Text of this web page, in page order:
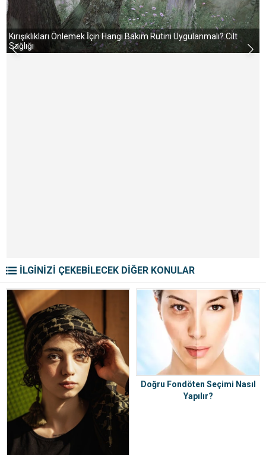
Kırışıklıkları Önlemek İçin Hangi Bakım Rutini Uygulanmalı? Cilt
Sağlığı
İLGİNİZİ ÇEKEBİLECEK DİĞER KONULAR
Doğru Fondöten Seçimi Nasıl
Yapılır?